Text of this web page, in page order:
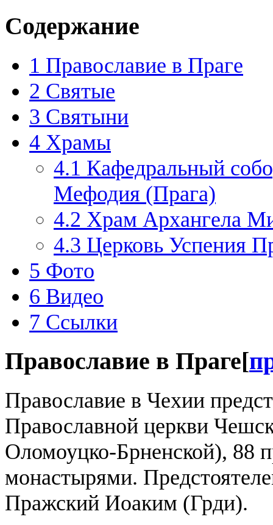
Содержание
1 Православие в Праге
2 Святые
3 Святыни
4 Храмы
4.1 Кафедральный
Мефодия (Прага)
4.2 Храм Архангела
4.3 Церковь Успения
5 Фото
6 Видео
7 Ссылки
Православие в Праге[
Православие в Чехии
Православной церкви
Оломоуцко-Брненской), 88
монастырями.
Пражский Иоаким (Грди).